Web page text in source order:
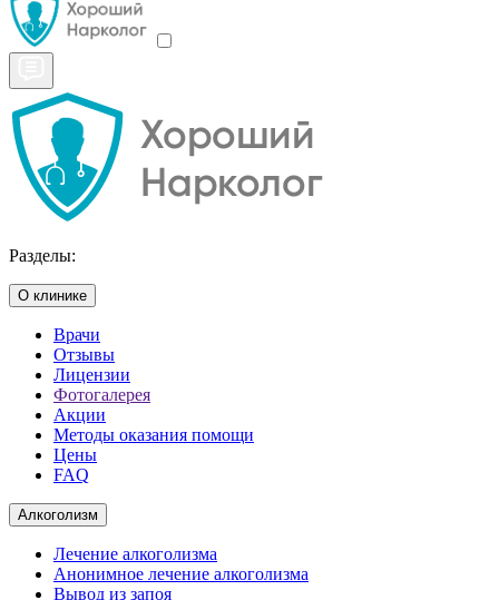
Разделы:
О клинике
Врачи
Отзывы
Лицензии
Фотогалерея
Акции
Методы оказания помощи
Цены
FAQ
Алкоголизм
Лечение алкоголизма
Анонимное лечение алкоголизма
Вывод из запоя